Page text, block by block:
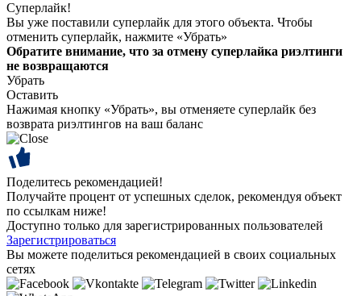
Суперлайк!
Вы уже поставили суперлайк для этого объекта. Чтобы
отменить суперлайк, нажмите «Убрать»
Обратите внимание, что за отмену суперлайка риэлтинги
не возвращаются
Убрать
Оставить
Нажимая кнопку «Убрать», вы отменяете суперлайк без
возврата риэлтингов на ваш баланс
Поделитесь рекомендацией!
Получайте процент от успешных сделок, рекомендуя объект
по ссылкам ниже!
Доступно только для зарегистрированных пользователей
Зарегистрироваться
Вы можете поделиться рекомендацией в своих социальных
сетях